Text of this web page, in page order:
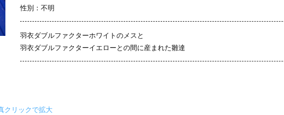
性別：不明
羽衣ダブルファクターホワイトのメスと
羽衣ダブルファクターイエローとの間に産まれた雛達
クリックで拡大